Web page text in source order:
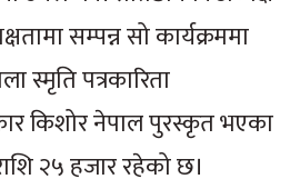
सम्पन्न सो कार्यक्रममा
स्मृति पत्रकारिता
किशोर नेपाल पुरस्कृत भएका
२५ हजार रहेको छ।